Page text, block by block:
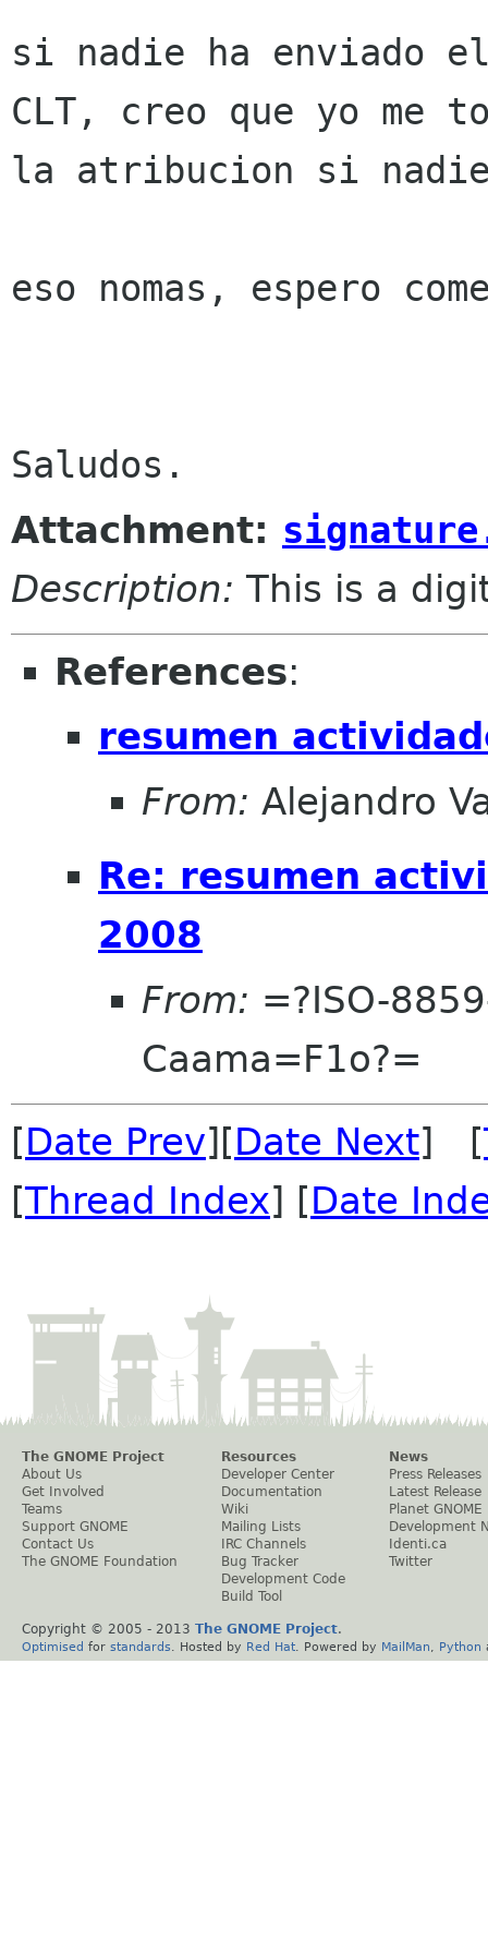
si nadie ha enviado
CLT, creo que yo me
la atribucion si nadie
﻿eso nomas, espero
Attachment:
Description: This is a
References:
resumen
From: Alejandro
Re: resumen
2008
From: =?ISO-
Caama=F1o?=
[Date Prev][Date Next] [
[Thread Index] [Date
The GNOME Project
About Us
Get Involved
Teams
Support GNOME
Contact Us
The GNOME Foundation
Resources
Developer Center
Documentation
Wiki
Mailing Lists
IRC Channels
Bug Tracker
Development Code
Build Tool
News
Press Releases
Latest Release
Planet GNOME
Development
Identi.ca
Twitter
Copyright © 2005 - 2013 The GNOME Project.
Optimised for standards . Hosted by Red Hat . Powered by MailMan Python